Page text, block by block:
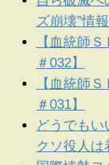
ズ崩壊”情
【血統師
＃032】
【血統師
＃031】
どうでも
クソ役人は